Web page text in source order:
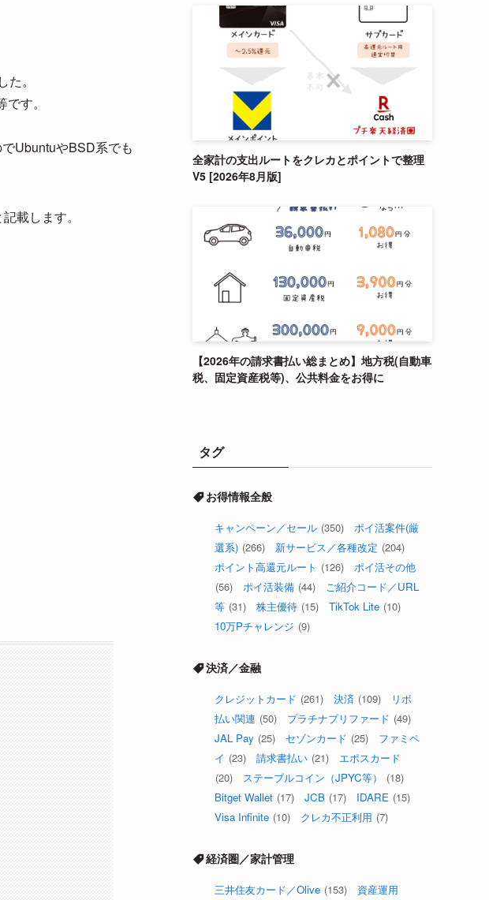
。
す。
UbuntuやBSD系でも
載します。
全家計の支出ルートをクレカとポイントで整理
V5 [2026年8月版]
【2026年の請求書払い総まとめ】地方税(自動車
税、固定資産税等)、公共料金をお得に
タグ
お得情報全般
キャンペーン／セール (350)
ポイ活案件(厳
選系) (266) 新サービス／各種改定 (204)
ポイント高還元ルート (126)
ポイ活その他
(56)
ポイ活装備 (44)
ご紹介コード／URL
等 (31) 株主優待 (15) TikTok Lite (10)
10万Pチャレンジ (9)
決済／金融
クレジットカード (261) 決済 (109)
リボ
払い関連 (50) プラチナプリファード (49)
JAL Pay (25) セゾンカード (25)
ファミペ
イ (23) 請求書払い (21)
エポスカード
(20)
ステーブルコイン（JPYC等）
(18)
Bitget Wallet (17) JCB (17) IDARE (15)
Visa Infinite (10) クレカ不正利用 (7)
経済圏／家計管理
三井住友カード／Olive (153) 資産運用